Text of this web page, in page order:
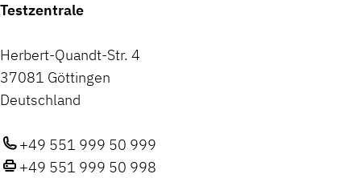
Testzentrale
Herbert-Quandt-Str. 4
37081 Göttingen
Deutschland
+49 551 999 50 999
+49 551 999 50 998